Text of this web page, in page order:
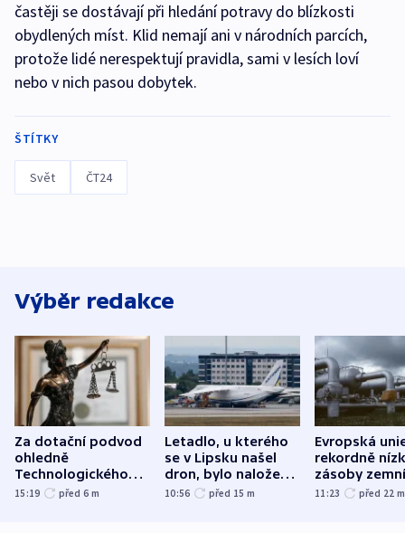
častěji se dostávají při hledání potravy do blízkosti
obydlených míst. Klid nemají ani v národních parcích,
protože lidé nerespektují pravidla, sami v lesích loví
nebo v nich pasou dobytek.
ŠTÍTKY
Svět ČT24
Výběr redakce
Za dotační podvod
ohledně
Technologického
parku poslal soud
15:19 před 6 m
Letadlo, u kterého
se v Lipsku našel
dron, bylo naložené
municí, píší média
10:56 před 15 m
Evropská
rekordně
zásoby
plynu
11:23 před 22 m